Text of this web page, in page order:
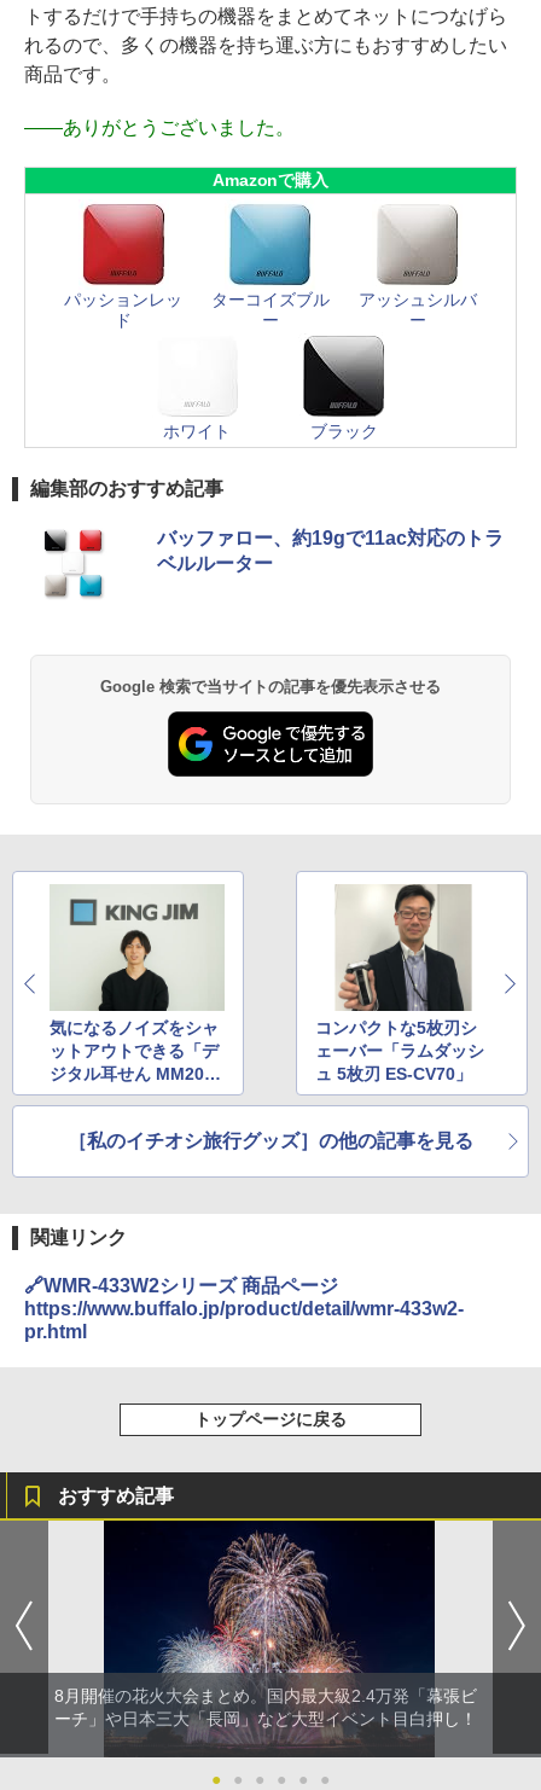
トするだけで手持ちの機器をまとめてネットにつなげら
れるので、多くの機器を持ち運ぶ方にもおすすめしたい
商品です。
――ありがとうございました。
Amazonで購入
パッションレッ
ド
ターコイズブル
ー
アッシュシルバ
ー
ホワイト ブラック
編集部のおすすめ記事
バッファロー、約19gで11ac対応のトラ
ベルルーター
Google 検索で当サイトの記事を優先表示させる
気になるノイズをシャ
ットアウトできる「デ
ジタル耳せん MM200
0」
コンパクトな5枚刃シ
ェーバー「ラムダッシ
ュ 5枚刃 ES-CV70」
［私のイチオシ旅行グッズ］の他の記事を見る
関連リンク
🔗WMR-433W2シリーズ 商品ページ
https://www.buffalo.jp/product/detail/wmr-433w2-
pr.html
トップページに戻る
おすすめ記事
8月開催の花火大会まとめ。国内最大級2.4万発「幕張ビ
ーチ」や日本三大「長岡」など大型イベント目白押し！
● ● ● ● ● ●